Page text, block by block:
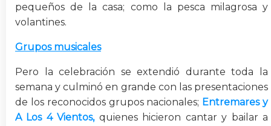
pequeños de la casa; como la pesca milagrosa y
volantines.
Grupos musicales
Pero la celebración se extendió durante toda la
semana y culminó en grande con las presentaciones
de los reconocidos grupos nacionales; Entremares y
A Los 4 Vientos,quienes hicieron cantar y bailar a